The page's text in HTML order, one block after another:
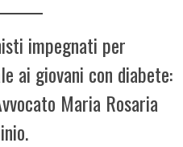
impegnati per
ai giovani con diabete:
Maria Rosaria